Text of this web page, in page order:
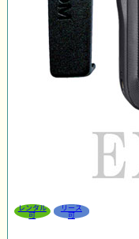
レンタル
可
リース
可